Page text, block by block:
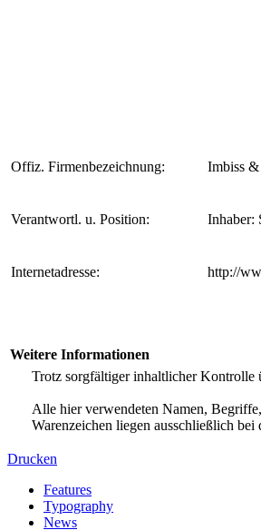
Offiz. Firmenbezeichnung: Imbiss
Verantwortl. u. Position: Inhaber:
Internetadresse: http://
Weitere Informationen
Trotz sorgfältiger inhaltlicher Kontrolle
Alle hier verwendeten Namen,
Warenzeichen liegen ausschließlich bei
Drucken
Features
Typography
News